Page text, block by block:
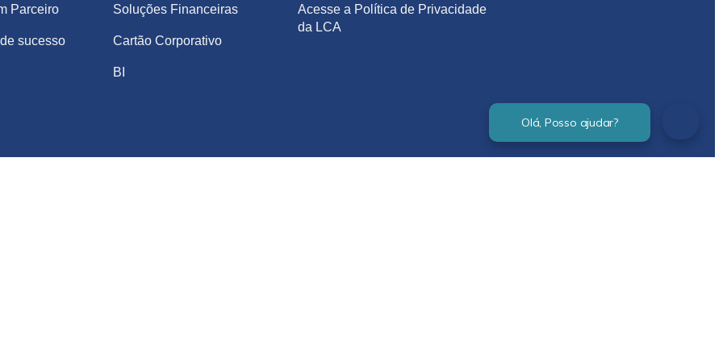
Parceiro
sucesso
Soluções Financeiras
Cartão Corporativo
BI
Acesse a Política de Privacidade
da LCA